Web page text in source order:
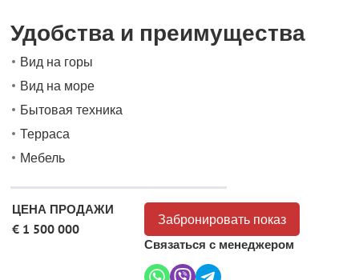
Удобства и преимущества
Вид на горы
Вид на море
Бытовая техника
Терраса
Мебель
ЦЕНА ПРОДАЖИ
€ 1 500 000
Забронировать показ
Связаться с менеджером